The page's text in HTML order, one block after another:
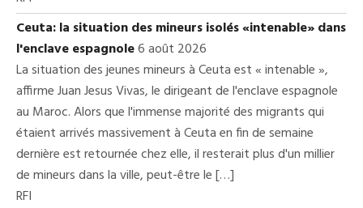
Ceuta: la situation des mineurs isolés «intenable» dans
l'enclave espagnole6 août 2026
La situation des jeunes mineurs à Ceuta est « intenable »,
affirme Juan Jesus Vivas, le dirigeant de l'enclave espagnole
au Maroc. Alors que l'immense majorité des migrants qui
étaient arrivés massivement à Ceuta en fin de semaine
dernière est retournée chez elle, il resterait plus d'un millier
de mineurs dans la ville, peut-être le […]
RFI